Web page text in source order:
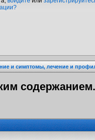
и симптомы, лечение и
содержанием.